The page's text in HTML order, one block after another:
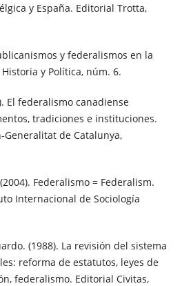
y España. Editorial Trotta,
y federalismos en la
Historia y Política, núm. 6.
El federalismo canadiense
tradiciones e instituciones.
de Catalunya,
Federalismo = Federalism.
Internacional de Sociología
(1988). La revisión del sistema
reforma de estatutos, leyes de
federalismo. Editorial Civitas,